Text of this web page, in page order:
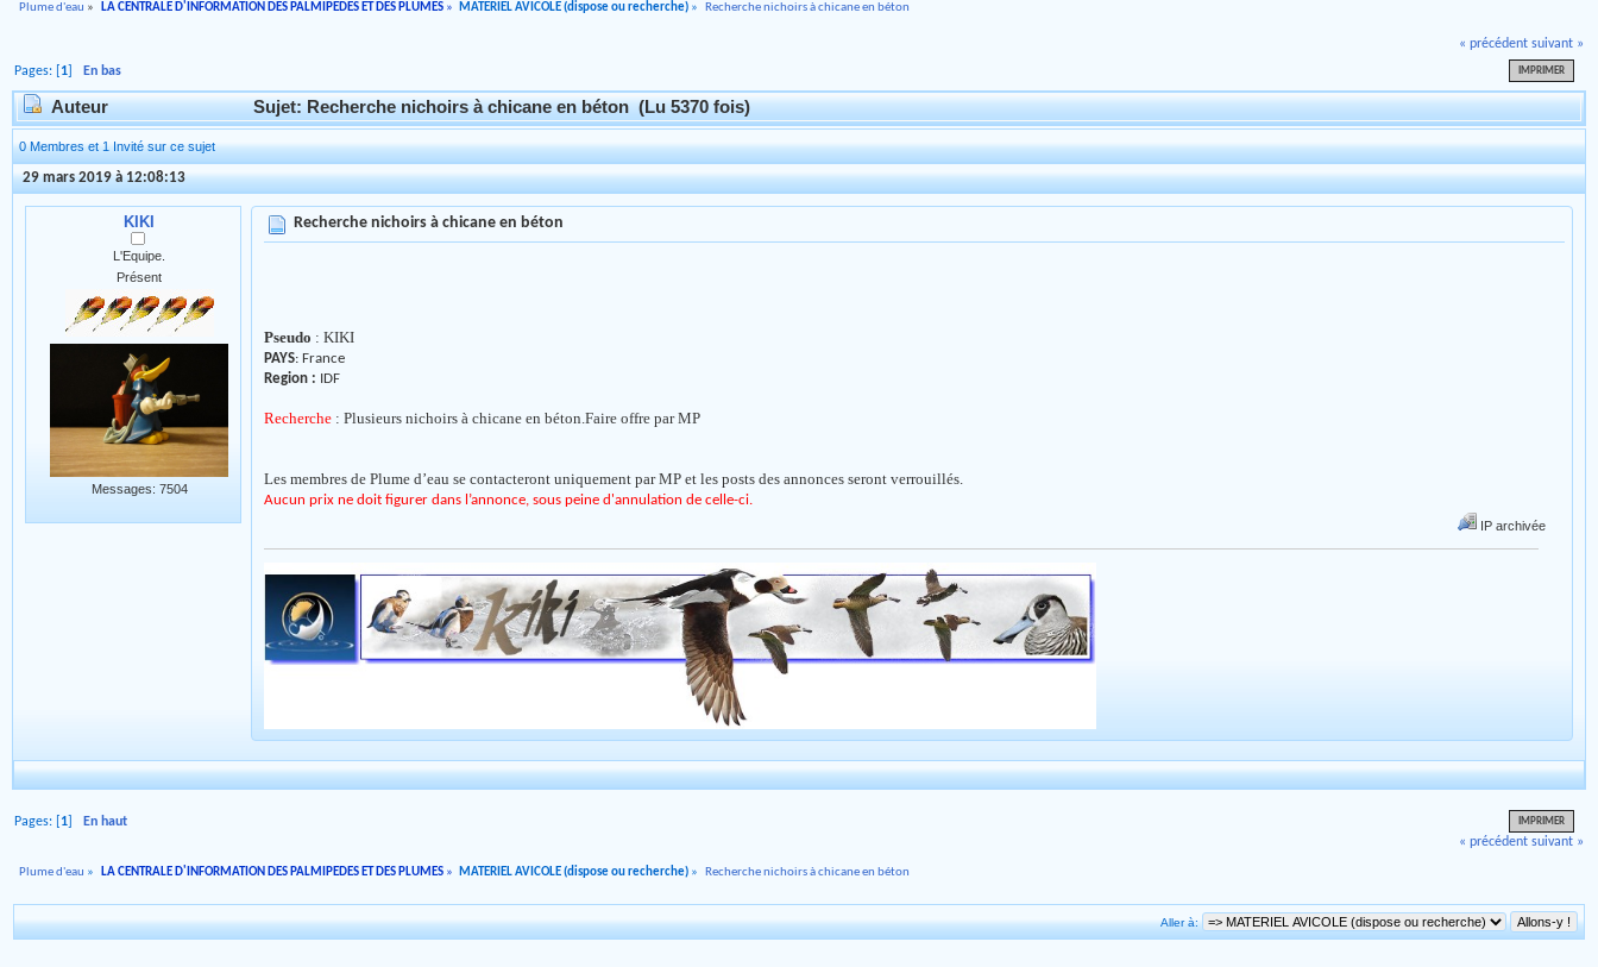
Plume d'eau » LA CENTRALE D'INFORMATION DES PALMIPEDES ET DES PLUMES » MATERIEL AVICOLE (dispose ou recherche) » Recherche nichoirs à chicane en béton
« précédent suivant »
IMPRIMER
Pages: [ 1 En bas
Auteur Sujet: Recherche nichoirs à chicane en béton (Lu 5370 fois)
0 Membres et 1 Invité sur ce sujet
29 mars 2019 à 12:08:13
KIKI
L'Equipe.
Présent
Messages: 7504
Recherche nichoirs à chicane en béton
Pseudo : KIKI
PAYS: France
Region : IDF
Recherche : Plusieurs nichoirs à chicane en béton.Faire offre par MP
Les membres de Plume d’eau se contacteront uniquement par MP et les posts des annonces seront verrouillés.
Aucun prix ne doit figurer dans l’annonce, sous peine d'annulation de celle-ci.
IP archivée
IMPRIMER
Pages: [ 1
En haut
« précédent suivant »
Plume d'eau » LA CENTRALE D'INFORMATION DES PALMIPEDES ET DES PLUMES » MATERIEL AVICOLE (dispose ou recherche) » Recherche nichoirs à chicane en béton
Aller à: